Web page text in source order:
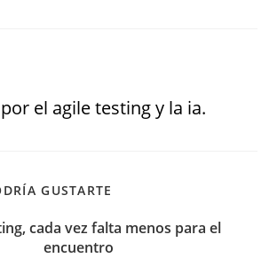
el agile testing y la ia.
GUSTARTE
cada vez falta menos para el
encuentro